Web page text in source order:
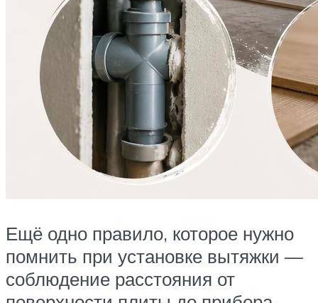
Ещё одно правило, которое нужно
помнить при установке вытяжки —
соблюдение расстояния от